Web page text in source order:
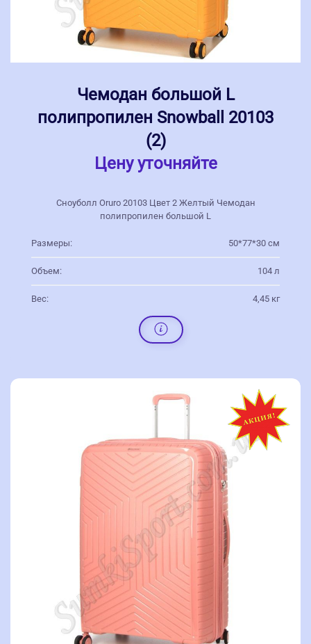
Чемодан большой L
полипропилен Snowball 20103
(2)
Цену уточняйте
Сноуболл Oruro 20103 Цвет 2 Желтый Чемодан
полипропилен большой L
Размеры: 50*77*30 см
Объем: 104 л
Вес: 4,45 кг